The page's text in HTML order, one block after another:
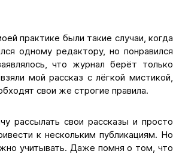
практике были такие случаи, когда
одному редактору, но понравился
что журнал берёт только
мой рассказ с лёгкой мистикой,
свои же строгие правила.
рассылать свои рассказы и просто
к нескольким публикациям. Но
учитывать. Даже помня о том, что